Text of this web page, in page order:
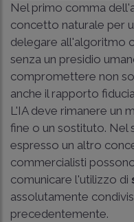
Nel primo comma
concetto naturale per
delegare all'algoritmo
senza un presidio
compromettere non
anche il rapporto
L'IA deve rimanere un
fine o un sostituto. Nel
espresso un altro
commercialisti
comunicare l'utilizzo di
assolutamente
precedentemente.